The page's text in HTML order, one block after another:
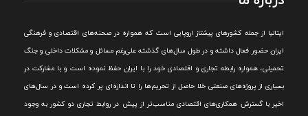
ايتاليا از جمله کشورهای پيشتاز اروپایی است که همواره در صحنه‌های اقتصادی و فرهنگی
ايران حضور فعال داشته و در طول سال‌های گذشته علی‌رغم مسائل و مشکلات داخلی و جنگ
تحميلی، همواره رابطه تجاری و اقتصادی خود را با ايران حفظ نموده است و با مشارکت در
بسياری از پروژه‌های صنعتی خلا حاصل از تحريم‌ها را تا اندازه‌ای پر کرده است و در سال‌های
اخير با گسترش همکاری‌های اقتصادی مناسب‌تر از پيش در روابط تجاری دو کشور به وجود